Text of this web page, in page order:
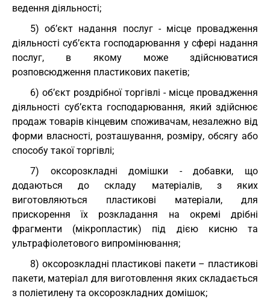
ведення діяльності;
5) об’єкт надання послуг - місце провадження
діяльності суб’єкта господарювання у сфері надання
послуг, в якому може здійснюватися
розповсюдження пластикових пакетів;
6) об’єкт роздрібної торгівлі - місце провадження
діяльності суб’єкта господарювання, який здійснює
продаж товарів кінцевим споживачам, незалежно від
форми власності, розташування, розміру, обсягу або
способу такої торгівлі;
7) оксорозкладні домішки - добавки, що
додаються до складу матеріалів, з яких
виготовляються пластикові матеріали, для
прискорення їх розкладання на окремі дрібні
фрагменти (мікропластик) під дією кисню та
ультрафіолетового випромінювання;
8) оксорозкладні пластикові пакети – пластикові
пакети, матеріал для виготовлення яких складається
з поліетилену та оксорозкладних домішок;